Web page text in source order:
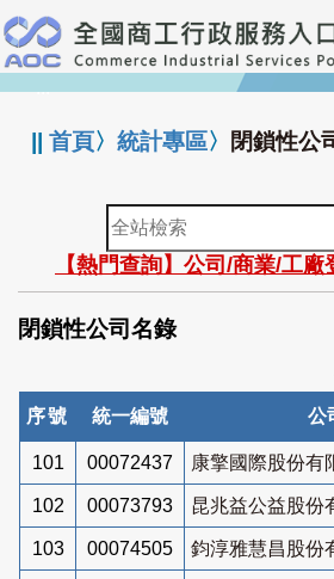
跳
到
主
要
:::
||首頁〉統計專區〉 閉鎖性公
全
站
檢
索
【熱門查詢】公司/商業/工廠
閉鎖性公司名錄
序號 統一編號 公
101 00072437 康擎國際股份有
102 00073793 昆兆益公益股份
103 00074505 鈞淳雅慧昌股份